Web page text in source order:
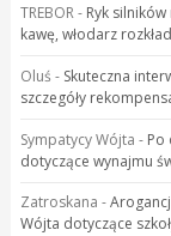
TREBOR- Ryk
kawę, włodarz
Oluś - Skuteczna
szczegóły
Sympatycy Wójta - Po
dotyczące wynajmu
Zatroskana -
Wójta dotyczące